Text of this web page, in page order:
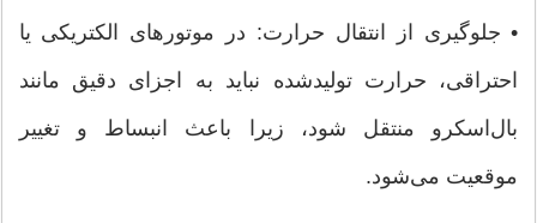
• جلوگیری از انتقال حرارت: در موتورهای الکتریکی یا
احتراقی، حرارت تولیدشده نباید به اجزای دقیق مانند
بال‌اسکرو منتقل شود، زیرا باعث انبساط و تغییر
موقعیت می‌شود.